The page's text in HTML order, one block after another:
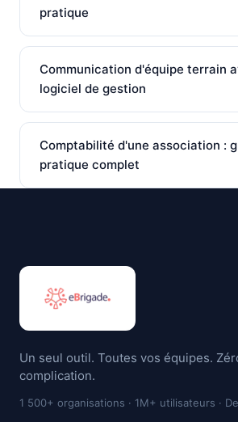
pratique
Communication d'équipe terrain
logiciel de gestion
Comptabilité d'une association :
pratique complet
Un seul outil. Toutes vos équipes.
complication.
1 500+ organisations · 1M+ utilisateurs ·